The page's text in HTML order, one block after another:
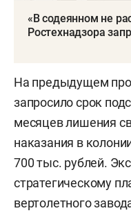
«В содеянном не
Ростехнадзора
На предыдущем
запросило срок
месяцев лишения
наказания в
700 тыс. рублей.
стратегическому
вертолетного